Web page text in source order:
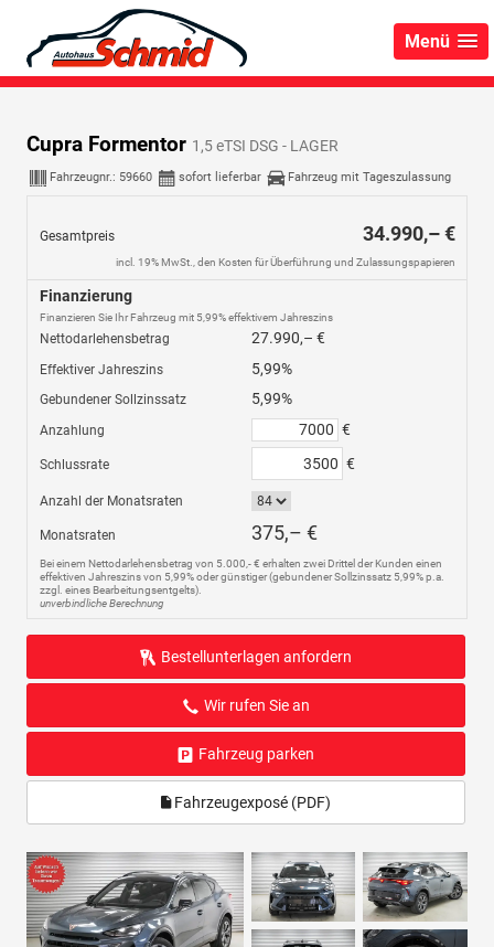
Menü
Cupra Formentor 1,5 eTSI DSG - LAGER
Fahrzeugnr.: 59660 sofort lieferbar Fahrzeug mit Tageszulassung
Gesamtpreis 34.990,– €
incl. 19% MwSt., den Kosten für Überführung und Zulassungspapieren
Finanzierung
Finanzieren Sie Ihr Fahrzeug mit 5,99% effektivem Jahreszins
Nettodarlehensbetrag 27.990,– €
Effektiver Jahreszins 5,99%
Gebundener Sollzinssatz 5,99%
Anzahlung €
Schlussrate €
Anzahl der Monatsraten
Monatsraten 375,– €
Bei einem Nettodarlehensbetrag von 5.000,- € erhalten zwei Drittel der Kunden einen
effektiven Jahreszins von 5,99% oder günstiger (gebundener Sollzinssatz 5,99% p.a.
zzgl. eines Bearbeitungsentgelts).
unverbindliche Berechnung
Bestellunterlagen anfordern
Wir rufen Sie an
Fahrzeug parken
Fahrzeugexposé (PDF)